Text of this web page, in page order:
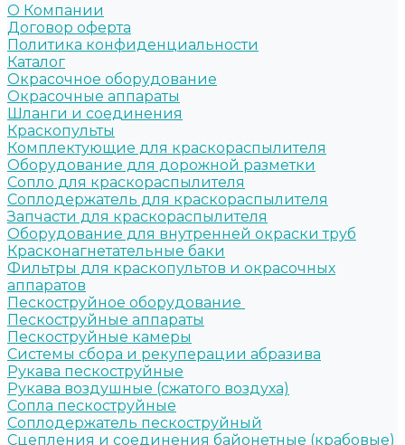
О Компании
Договор оферта
Политика конфиденциальности
Каталог
Окрасочное оборудование
Окрасочные аппараты
Шланги и соединения
Краскопульты
Комплектующие для краскораспылителя
Оборудование для дорожной разметки
Сопло для краскораспылителя
Соплодержатель для краскораспылителя
Запчасти для краскораспылителя
Оборудование для внутренней окраски труб
Красконагнетательные баки
Фильтры для краскопультов и окрасочных
аппаратов
Пескоструйное оборудование
Пескоструйные аппараты
Пескоструйные камеры
Системы сбора и рекуперации абразива
Рукава пескоструйные
Рукава воздушные (сжатого воздуха)
Сопла пескоструйные
Соплодержатель пескоструйный
Сцепления и соединения байонетные (крабовые)